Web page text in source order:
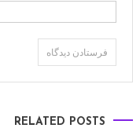
RELATED POSTS